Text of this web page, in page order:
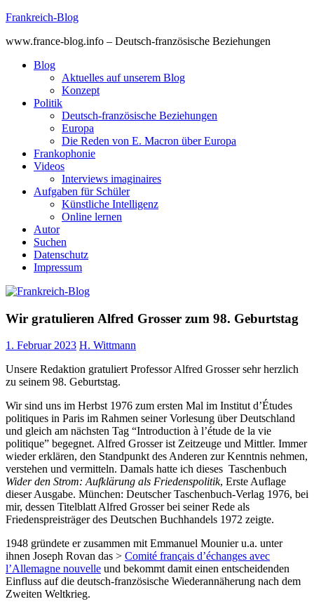
Skip
content
Frankreich-Blog
www.france-blog.info – Deutsch-französische Beziehungen
Blog
Aktuelles auf unserem Blog
Konzept
Politik
Deutsch-französische Beziehungen
Europa
Die Reden von E. Macron über Europa
Frankophonie
Videos
Interviews imaginaires
Aufgaben für Schüler
Künstliche Intelligenz
Online lernen
Autor
Suchen
Datenschutz
Impressum
Wir gratulieren Alfred Grosser zum 98. Geburtstag
1. Februar 2023 H. Wittmann
Unsere Redaktion gratuliert Professor Alfred Grosser sehr herzlich
zu seinem 98. Geburtstag.
Wir sind uns im Herbst 1976 zum ersten Mal im Institut d’Études
politiques in Paris im Rahmen seiner Vorlesung über Deutschland
und gleich am nächsten Tag “Introduction à l’étude de la vie
politique” begegnet. Alfred Grosser ist Zeitzeuge und Mittler. Immer
wieder erklären, den Standpunkt des Anderen zur Kenntnis nehmen,
verstehen und vermitteln. Damals hatte ich dieses Taschenbuch
Wider den Strom: Aufklärung als Friedenspolitik, Erste Auflage
dieser Ausgabe. München: Deutscher Taschenbuch-Verlag 1976, bei
mir, dessen Titelblatt Alfred Grosser bei seiner Rede als
Friedenspreisträger des Deutschen Buchhandels 1972 zeigte.
1948 gründete er zusammen mit Emmanuel Mounier u.a. unter
ihnen Joseph Rovan das > Comité français d’échanges avec
l’Allemagne nouvelle und bekommt damit einen entscheidenden
Einfluss auf die deutsch-französische Wiederannäherung nach dem
Zweiten Weltkrieg.